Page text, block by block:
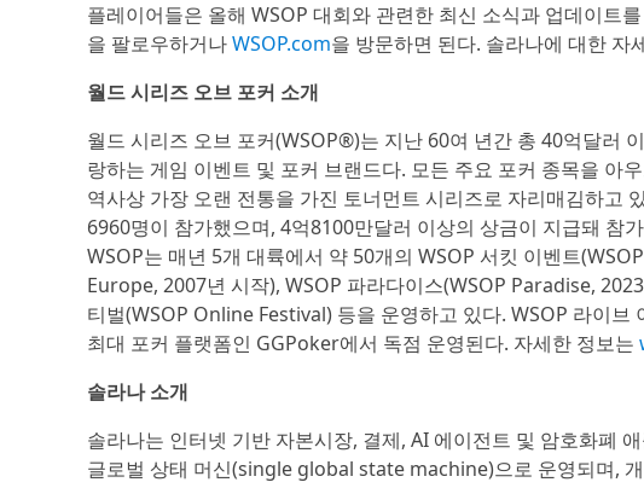
플레이어들은 올해 WSOP 대회와 관련한 최신 소식과 업데이트
을 팔로우하거나WSOP.com을 방문하면 된다. 솔라나에 대한 자
월드 시리즈 오브 포커 소개
월드 시리즈 오브 포커(WSOP®)는 지난 60여 년간 총 40억달러
랑하는 게임 이벤트 및 포커 브랜드다. 모든 주요 포커 종목을 아
역사상 가장 오랜 전통을 가진 토너먼트 시리즈로 자리매김하고
6960명이 참가했으며, 4억8100만달러 이상의 상금이 지급돼 참
WSOP는 매년 5개 대륙에서 약 50개의 WSOP 서킷 이벤트
Europe, 2007년 시작), WSOP 파라다이스(WSOP Paradise,
티벌(WSOP Online Festival) 등을 운영하고 있다. WSOP 라이
최대 포커 플랫폼인 GGPoker에서 독점 운영된다. 자세한 정보는
솔라나 소개
솔라나는 인터넷 기반 자본시장, 결제, AI 에이전트 및 암호화폐
글로벌 상태 머신(single global state machine)으로 운영되며,